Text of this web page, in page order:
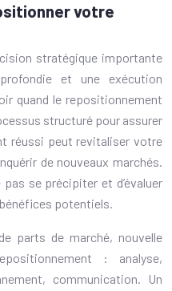
votre
stratégique importante
et une exécution
quand le repositionnement
structuré pour assurer
réussi peut revitaliser votre
de nouveaux marchés.
se précipiter et d’évaluer
potentiels.
parts de marché, nouvelle
: analyse,
communication. Un